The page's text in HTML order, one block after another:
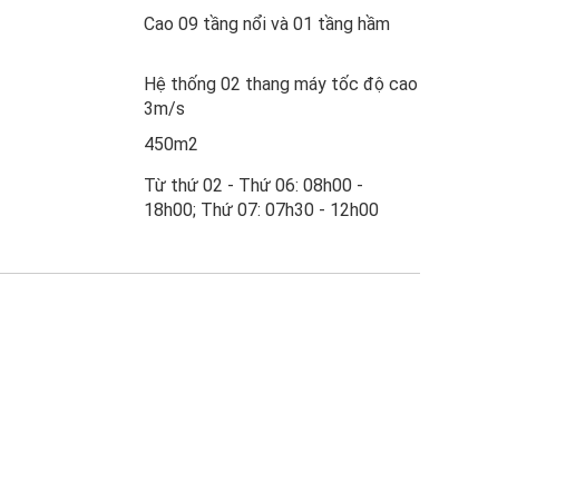
Cao 09 tầng nổi và 01 tầng hầm
Hệ thống 02 thang máy tốc độ cao
3m/s
450m2
Từ thứ 02 - Thứ 06: 08h00 -
18h00; Thứ 07: 07h30 - 12h00